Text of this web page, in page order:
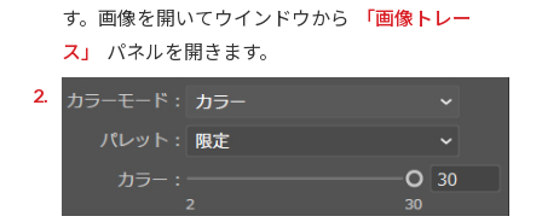
す。画像を開いてウインドウから
「画像トレー
ス」
パネルを開きます。